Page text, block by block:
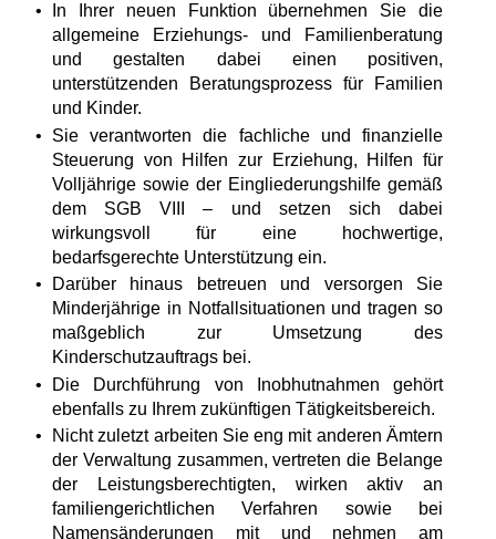
In Ihrer neuen Funktion übernehmen Sie die
allgemeine Erziehungs- und Familienberatung
und gestalten dabei einen positiven,
unterstützenden Beratungsprozess für Familien
und Kinder.
Sie verantworten die fachliche und finanzielle
Steuerung von Hilfen zur Erziehung, Hilfen für
Volljährige sowie der Eingliederungshilfe gemäß
dem SGB VIII – und setzen sich dabei
wirkungsvoll für eine hochwertige,
bedarfsgerechte Unterstützung ein.
Darüber hinaus betreuen und versorgen Sie
Minderjährige in Notfallsituationen und tragen so
maßgeblich zur Umsetzung des
Kinderschutzauftrags bei.
Die Durchführung von Inobhutnahmen gehört
ebenfalls zu Ihrem zukünftigen Tätigkeitsbereich.
Nicht zuletzt arbeiten Sie eng mit anderen Ämtern
der Verwaltung zusammen, vertreten die Belange
der Leistungsberechtigten, wirken aktiv an
familiengerichtlichen Verfahren sowie bei
Namensänderungen mit und nehmen am